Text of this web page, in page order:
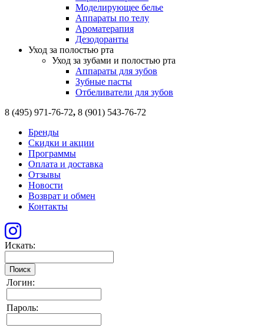
Моделирующее белье
Аппараты по телу
Ароматерапия
Дезодоранты
Уход за полостью рта
Уход за зубами и полостью рта
Аппараты для зубов
Зубные пасты
Отбеливатели для зубов
8 (495) 971-76-72, 8 (901) 543-76-72
Бренды
Скидки и акции
Программы
Оплата и доставка
Отзывы
Новости
Возврат и обмен
Контакты
Искать:
Поиск
Логин:
Пароль: